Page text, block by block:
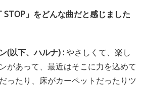
」をどんな曲だと感じました
(以下、ハルナ) :やさしくて、楽し
があって、最近はそこに力を込めて
ったり、床がカーペットだったりツ